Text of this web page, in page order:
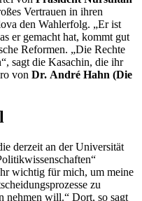
Vertrauen in ihren
den Wahlerfolg. „Er ist
er gemacht hat, kommt gut
Reformen. „Die Rechte
sagt die Kasachin, die ihr
von Dr. André Hahn (Die
derzeit an der Universität
wichtig für mich, um meine
zu
nehmen will.“ Dort, so sagt